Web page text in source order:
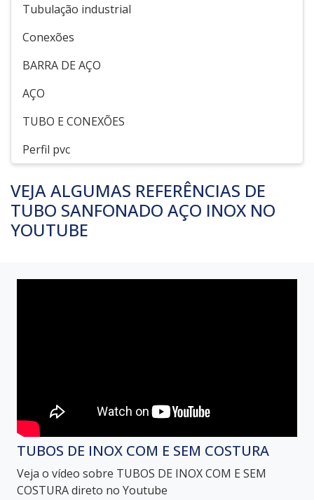
Tubulação industrial
Conexões
BARRA DE AÇO
AÇO
TUBO E CONEXÕES
Perfil pvc
VEJA ALGUMAS REFERÊNCIAS DE
TUBO SANFONADO AÇO INOX NO
YOUTUBE
TUBOS DE INOX COM E SEM COSTURA
Veja o vídeo sobre TUBOS DE INOX COM E SEM
COSTURA direto no Youtube